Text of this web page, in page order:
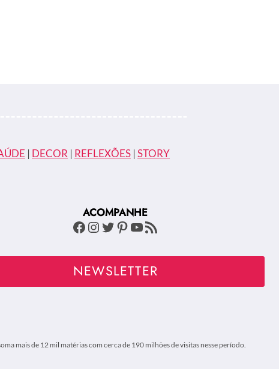
| DECOR | REFLEXÕES | STORY
ACOMPANHE
Facebook
Instagram
Twitter
Pinterest
Youtube
Feed RSS
NEWSLETTER
mais de 12 mil matérias com cerca de 190 milhões de visitas nesse período.